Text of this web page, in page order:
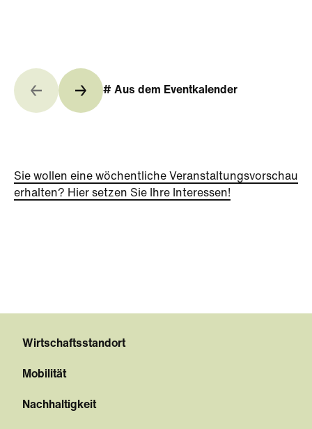
# Aus dem Eventkalender
Sie wollen eine wöchentliche Veranstaltungsvorschau
erhalten? Hier setzen Sie Ihre Interessen!
Wirtschaftsstandort
Mobilität
Nachhaltigkeit